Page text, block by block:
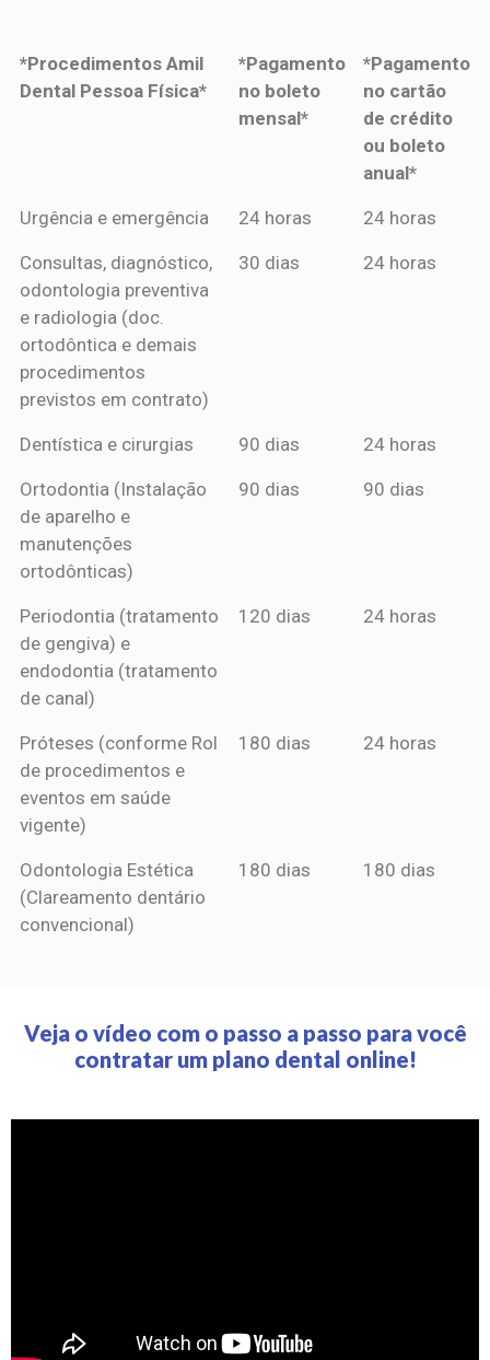
*Procedimentos Amil
Dental Pessoa Física*
*Pagamento
no boleto
mensal*
*Pagamento
no cartão
de crédito
ou boleto
anual*
*Procedimentos Amil
*Pagamento
mensal*
*Pagamento
de crédito
Urgência e emergência 24 horas 24 horas
Consultas, diagnóstico,
odontologia preventiva
e radiologia (doc.
ortodôntica e demais
procedimentos
previstos em contrato)
30 dias 24 horas
Dentística e cirurgias 90 dias 24 horas
Ortodontia (Instalação
de aparelho e
manutenções
ortodônticas)
90 dias 90 dias
Periodontia (tratamento
de gengiva) e
endodontia (tratamento
de canal)
120 dias 24 horas
Próteses (conforme Rol
de procedimentos e
eventos em saúde
vigente)
180 dias 24 horas
Odontologia Estética
(Clareamento dentário
convencional)
180 dias 180 dias
Veja o vídeo com o passo a passo para você
contratar um plano dental online!